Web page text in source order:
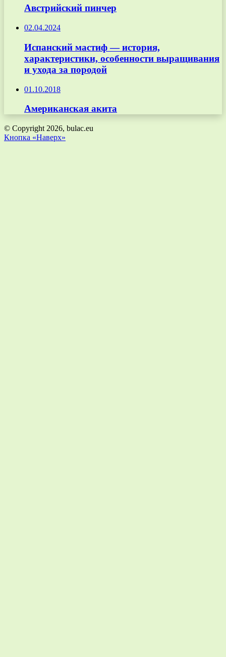
Австрийский пинчер
02.04.2024
Испанский мастиф — история,
характеристики, особенности выращивания
и ухода за породой
01.10.2018
Американская акита
© Copyright 2026, bulac.eu
Кнопка «Наверх»